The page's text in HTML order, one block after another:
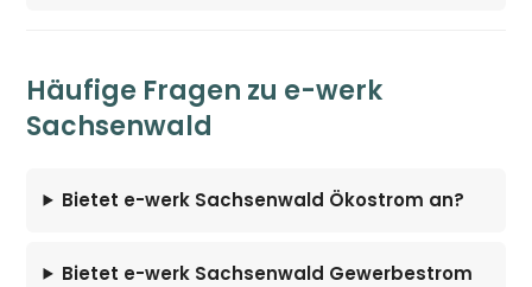
Häufige Fragen zu e-werk
Sachsenwald
Bietet e-werk Sachsenwald Ökostrom an?
Bietet e-werk Sachsenwald Gewerbestrom